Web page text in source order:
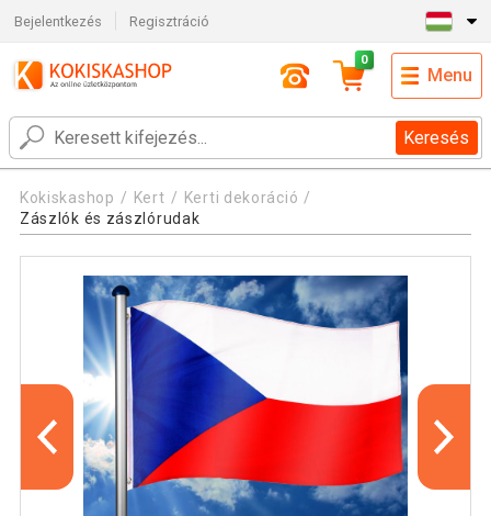
Bejelentkezés Regisztráció
Keresés
0
Menu
Kokiskashop Kert
Kerti dekoráció
Zászlók és zászlórudak